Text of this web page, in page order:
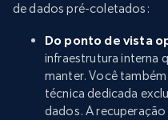
de dados pré-coletados:
Do ponto de vista
infraestrutura interna
manter. Você
técnica dedicada
dados. A